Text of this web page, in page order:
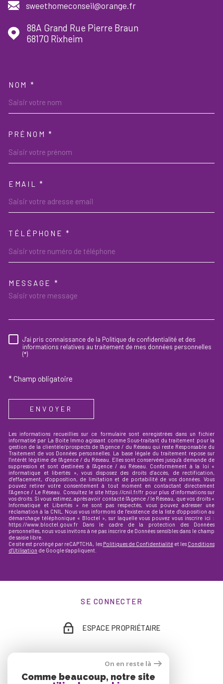
sweethomeconseil@orange.fr
88A Grand Rue Pierre Braun
68170
Rixheim
NOM *
PRÉNOM *
EMAIL *
TÉLÉPHONE *
MESSAGE *
RÈGLEMENTATION
J'ai pris connaissance de la Politique de confidentialité et des
informations relatives au traitement de mes données personnelles
(*)
* Champ obligatoire
ENVOYER
Les informations recueillies sur ce formulaire sont enregistrées dans un fichier
informatisé par La Boite Immo agissant comme Sous-traitant du traitement pour la
gestion de la clientèle/prospects de l'Agence / du Réseau qui reste Responsable du
Traitement de vos Données personnelles. La base légale du traitement repose sur
l'intérêt légitime de l'Agence / du Réseau. Elles sont conservées jusqu'à demande de
suppression et sont destinées à l'Agence / au Réseau. Conformément à la loi «
informatique et libertés », vous disposez des droits d’accès, de rectification,
d’effacement, d’opposition, de limitation et de portabilité de vos données. Vous
pouvez retirer votre consentement à tout moment en contactant directement
l’Agence / Le Réseau. Consultez le site https://cnil.fr/fr pour plus d’informations sur
vos droits. Si vous estimez, après avoir contacté l'Agence / le Réseau, que vos droits «
Informatique et Libertés » ne sont pas respectés, vous pouvez adresser une
réclamation à la CNIL. Nous vous informons de l’existence de la liste d'opposition au
démarchage téléphonique « Bloctel », sur laquelle vous pouvez vous inscrire ici :
https://www.bloctel.gouv.fr Dans le cadre de la protection des Données
personnelles, nous vous invitons à ne pas inscrire de Données sensibles dans le champ
de saisie libre.
Ce site est protégé par reCAPTCHA, lesPolitiques de Confidentialitéet lesConditions
d'Utilisation de Google s'appliquent.
SE CONNECTER
ESPACE PROPRIÉTAIRE
On en reste là
Comme beaucoup, notre site